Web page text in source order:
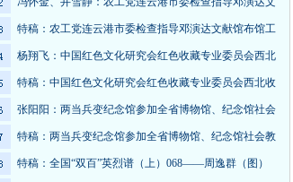
特稿：农工党连云港市委检查指导邓演达文献馆布馆工
杨翔飞：中国红色文化研究会红色收藏专业委员会西北
特稿：中国红色文化研究会红色收藏专业委员会西北收
张阳阳：两当兵变纪念馆参加全省博物馆、纪念馆社会
特稿：两当兵变纪念馆参加全省博物馆、纪念馆社会教
特稿：全国“双百”英烈谱（上）068——周逸群（图）